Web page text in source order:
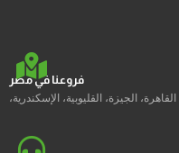
فروعنا في مصر
القاهرة، الجيزة، القليوبية، الإسكندرية،